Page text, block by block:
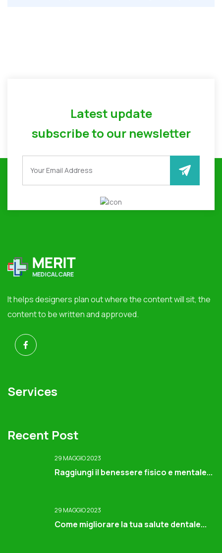
Latest update
subscribe to our newsletter
It helps designers plan out where the content will sit, the
content to be written and approved.
Services
Recent Post
29 MAGGIO 2023
Raggiungi il benessere fisico e mentale...
29 MAGGIO 2023
Come migliorare la tua salute dentale...